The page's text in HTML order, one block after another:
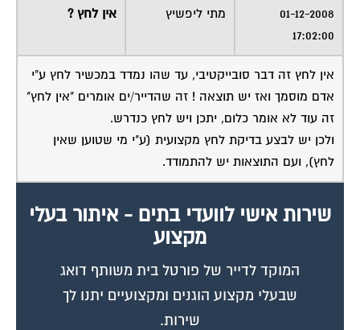
01-12-2008
17:02:00
מתי ליפשיץ אין לחץ ?
אין לחץ זה דבר סובייקטיבי, עד שהו נמדד במכשיר לחץ ע"י
אדם מוסמך ואז יש תוצאה ! זה שהדייר/ים אומרים "אין לחץ"
זה עוד לא אומר כלום, יתכן ויש לחץ כנדרש.
ולכן יש לבצע בדיקת לחץ מקצועית (ע"י מי שטוען שאין
לחץ), ועם התוצאות יש להתמודד.
שירות אישי לוועדי בתים - איתור בעלי
מקצוע
המוקד לדייר של פורטל בית משותף דואג
שבעלי מקצוע הוגנים ומקצועיים יתנו לך
שירות.